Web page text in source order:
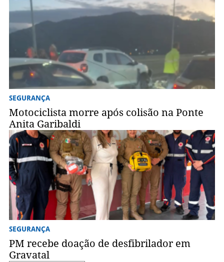
SEGURANÇA
Motociclista morre após colisão na Ponte
Anita Garibaldi
SEGURANÇA
PM recebe doação de desfibrilador em
Gravatal